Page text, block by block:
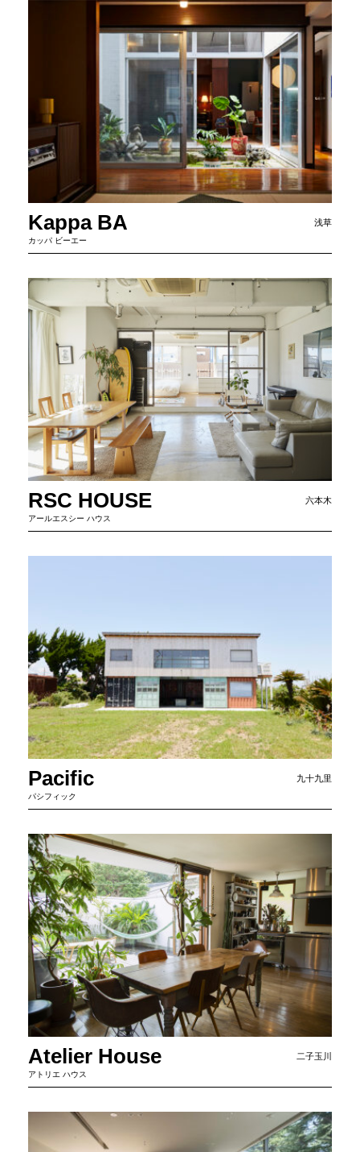
Kappa BA
カッパ ビーエー
浅草
RSC HOUSE
アールエスシー ハウス
六本木
Pacific
パシフィック
九十九里
Atelier House
アトリエ ハウス
二子玉川